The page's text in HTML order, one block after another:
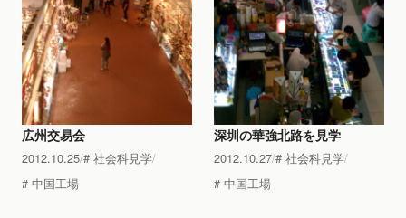
広州交易会
2012.10.25
社会科見学
中国工場
深圳の華強北路を見学
2012.10.27
社会科見学
中国工場